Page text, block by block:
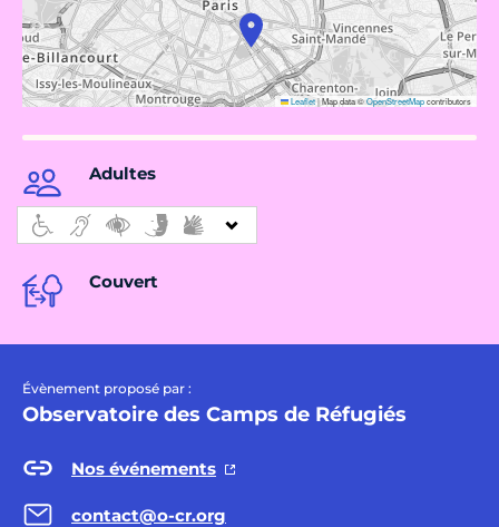
Leaflet|Map data ©OpenStreetMapcontributors
Adultes
Couvert
Évènement proposé par :
Observatoire des Camps de Réfugiés
Nos événements
contact@o-cr.org